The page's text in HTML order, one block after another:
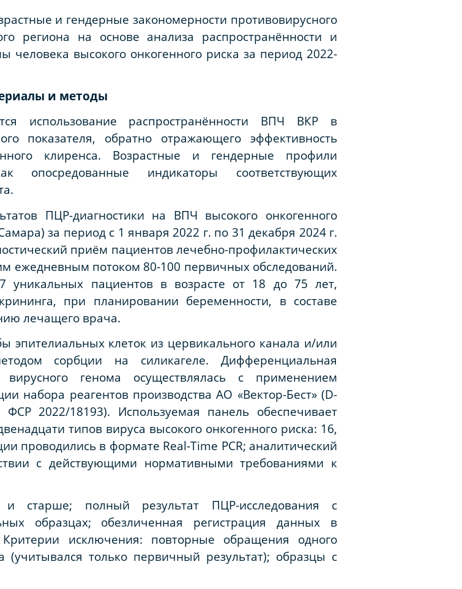
и гендерные закономерности противовирусного
региона на основе анализа распространённости и
человека высокого онкогенного риска за период 2022-
и методы
использование распространённости ВПЧ ВКР в
показателя, обратно отражающего эффективность
клиренса. Возрастные и гендерные профили
опосредованные индикаторы соответствующих
ПЦР-диагностики на ВПЧ высокого онкогенного
за период с 1 января 2022 г. по 31 декабря 2024 г.
приём пациентов лечебно-профилактических
ежедневным потоком 80-100 первичных обследований.
пациентов в возрасте от 18 до 75 лет,
при планировании беременности, в составе
лечащего врача.
эпителиальных клеток из цервикального канала и/или
сорбции на силикагеле. Дифференциальная
генома осуществлялась с применением
набора реагентов производства АО «Вектор-Бест» (D-
2022/18193). Используемая панель обеспечивает
типов вируса высокого онкогенного риска: 16,
проводились в формате Real-Time PCR; аналитический
с действующими нормативными требованиями к
старше; полный результат ПЦР-исследования с
образцах; обезличенная регистрация данных в
исключения: повторные обращения одного
(учитывался только первичный результат); образцы с